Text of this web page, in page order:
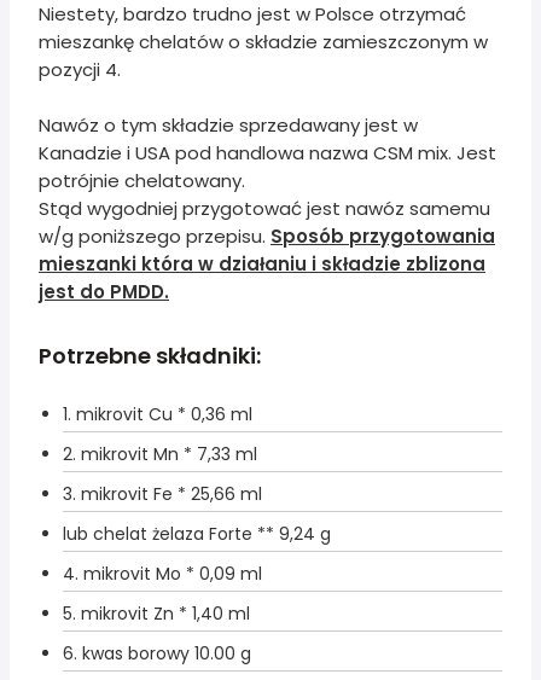
Niestety, bardzo trudno jest w Polsce otrzymać
mieszankę chelatów o składzie zamieszczonym w
pozycji 4.
Nawóz o tym składzie sprzedawany jest w
Kanadzie i USA pod handlowa nazwa CSM mix. Jest
potrójnie chelatowany.
Stąd wygodniej przygotować jest nawóz samemu
w/g poniższego przepisu. Sposób przygotowania
mieszanki która w działaniu i składzie zblizona
jest do PMDD.
Potrzebne składniki:
1. mikrovit Cu * 0,36 ml
2. mikrovit Mn * 7,33 ml
3. mikrovit Fe * 25,66 ml
lub chelat żelaza Forte ** 9,24 g
4. mikrovit Mo * 0,09 ml
5. mikrovit Zn * 1,40 ml
6. kwas borowy 10.00 g